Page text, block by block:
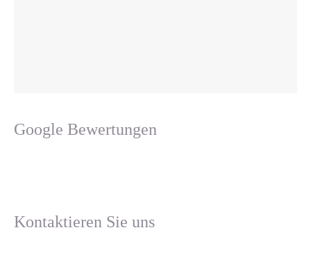
Google Bewertungen
Kontaktieren Sie uns